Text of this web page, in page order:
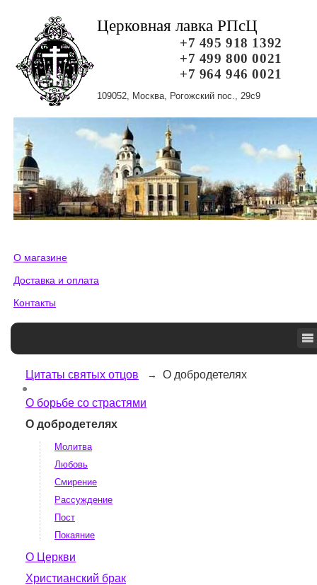
Церковная лавка РПсЦ
+7 495 918 1392
+7 499 800 0021
+7 964 946 0021
109052, Москва, Рогожский пос., 29с9
О магазине
Доставка и оплата
Контакты
Цитаты святых отцов О добродетелях
О борьбе со страстями
О добродетелях
Молитва
Любовь
Смирение
Рассуждение
Пост
Покаяние
О Церкви
Христианский брак